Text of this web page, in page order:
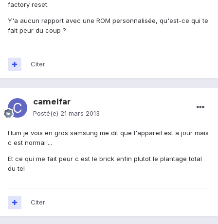
factory reset.
Y'a aucun rapport avec une ROM personnalisée, qu'est-ce qui te
fait peur du coup ?
Citer
camelfar
Posté(e) 21 mars 2013
Hum je vois en gros samsung me dit que l'appareil est a jour mais
c est normal ...
Et ce qui me fait peur c est le brick enfin plutot le plantage total
du tel
Citer